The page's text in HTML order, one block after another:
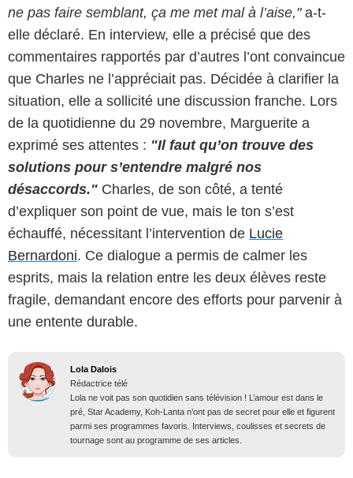
ne pas faire semblant, ça me met mal à l’aise," a-t-
elle déclaré. En interview, elle a précisé que des
commentaires rapportés par d’autres l’ont convaincue
que Charles ne l’appréciait pas. Décidée à clarifier la
situation, elle a sollicité une discussion franche. Lors
de la quotidienne du 29 novembre, Marguerite a
exprimé ses attentes : "Il faut qu’on trouve des
solutions pour s’entendre malgré nos
désaccords." Charles, de son côté, a tenté
d’expliquer son point de vue, mais le ton s’est
échauffé, nécessitant l’intervention de Lucie
Bernardoni. Ce dialogue a permis de calmer les
esprits, mais la relation entre les deux élèves reste
fragile, demandant encore des efforts pour parvenir à
une entente durable.
Lola Dalois
Rédactrice télé
Lola ne voit pas son quotidien sans télévision ! L’amour est dans le
pré, Star Academy, Koh-Lanta n’ont pas de secret pour elle et figurent
parmi ses programmes favoris. Interviews, coulisses et secrets de
tournage sont au programme de ses articles.